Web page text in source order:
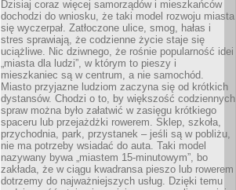
Dzisiaj coraz więcej samorządów i mieszkańców
dochodzi do wniosku, że taki model rozwoju miasta
się wyczerpał. Zatłoczone ulice, smog, hałas i
stres sprawiają, że codzienne życie staje się
uciążliwe. Nic dziwnego, że rośnie popularność idei
„miasta dla ludzi”, w którym to pieszy i
mieszkaniec są w centrum, a nie samochód.
Miasto przyjazne ludziom zaczyna się od krótkich
dystansów. Chodzi o to, by większość codziennych
spraw można było załatwić w zasięgu krótkiego
spaceru lub przejażdżki rowerem. Sklep, szkoła,
przychodnia, park, przystanek – jeśli są w pobliżu,
nie ma potrzeby wsiadać do auta. Taki model
nazywany bywa „miastem 15-minutowym”, bo
zakłada, że w ciągu kwadransa pieszo lub rowerem
dotrzemy do najważniejszych usług. Dzięki temu